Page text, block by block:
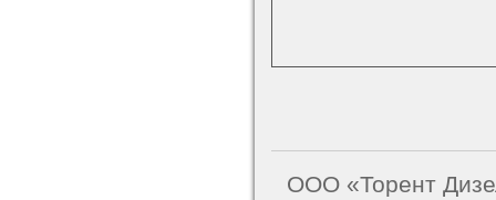
ООО «Торент